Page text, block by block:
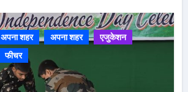
अपना शहर अपना शहर
एजुकेशन
फीचर